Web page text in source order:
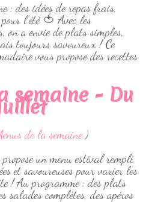
: des idées de repas frais,
l’été 🍅 Avec les
on a envie de plats simples,
toujours savoureux ! Ce
vous propose des recettes
semaine - Du
de la semaine)
propose un menu estival rempli
et savoureuses pour varier les
! Au programme : des plats
salades complètes, des apéros